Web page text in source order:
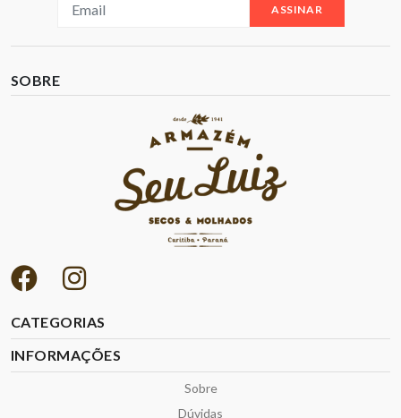
ASSINAR
SOBRE
CATEGORIAS
INFORMAÇÕES
Sobre
Dúvidas